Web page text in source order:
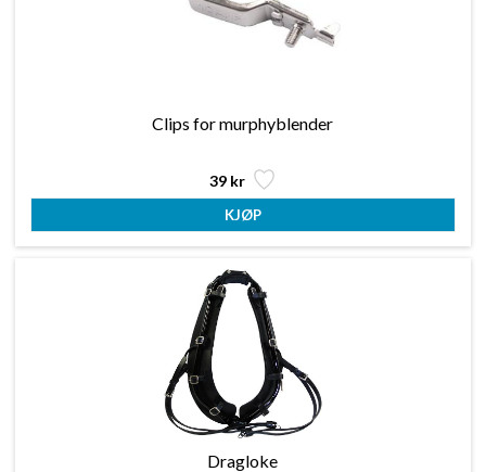
Clips for murphyblender
39 kr
Dragloke